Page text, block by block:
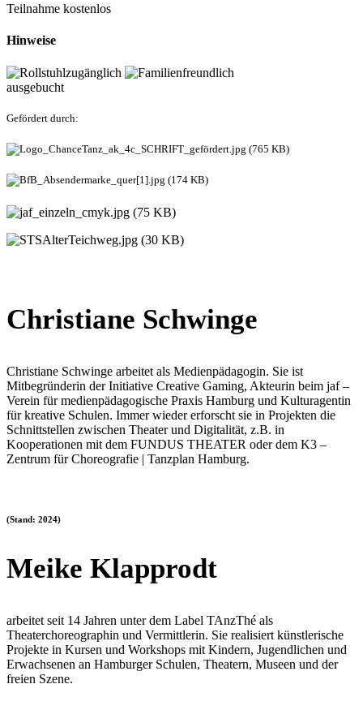
Teilnahme kostenlos
Hinweise
ausgebucht
Gefördert durch:
Christiane Schwinge
Christiane Schwinge arbeitet als Medienpädagogin. Sie ist
Mitbegründerin der Initiative Creative Gaming, Akteurin beim jaf –
Verein für medienpädagogische Praxis Hamburg und Kulturagentin
für kreative Schulen. Immer wieder erforscht sie in Projekten die
Schnittstellen zwischen Theater und Digitalität, z.B. in
Kooperationen mit dem FUNDUS THEATER oder dem K3 –
Zentrum für Choreografie | Tanzplan Hamburg.
(Stand: 2024)
Meike Klapprodt
arbeitet seit 14 Jahren unter dem Label TAnzThé als
Theaterchoreographin und Vermittlerin. Sie realisiert künstlerische
Projekte in Kursen und Workshops mit Kindern, Jugendlichen und
Erwachsenen an Hamburger Schulen, Theatern, Museen und der
freien Szene.